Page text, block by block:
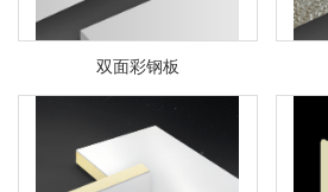
双面彩钢板